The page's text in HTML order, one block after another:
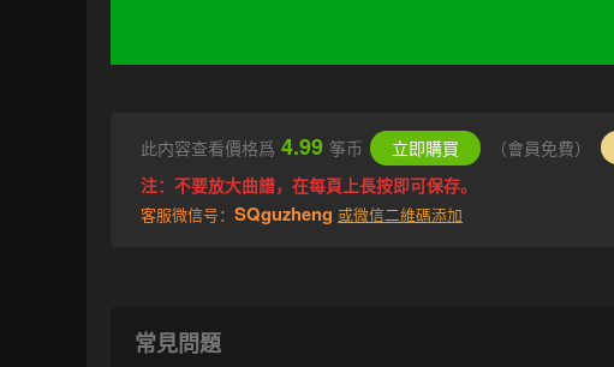
此内容查看價格爲 4.99 筝币 立即購買 （會員免費）
注：不要放大曲譜，在每頁上長按即可保存。
客服微信号： SQguzheng 或微信二維碼添加
常見問題